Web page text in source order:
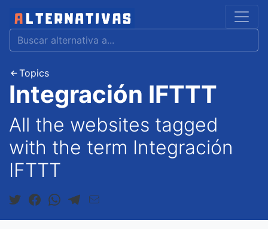
Topics
Integración IFTTT
All the websites tagged
with the term Integración
IFTTT